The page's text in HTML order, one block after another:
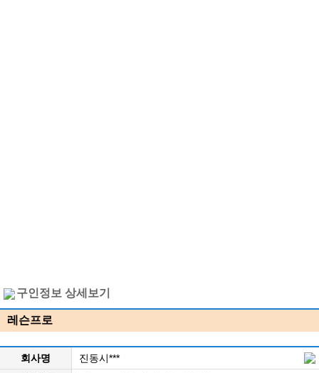
구인정보 상세보기
레슨프로
회사명
진동시***